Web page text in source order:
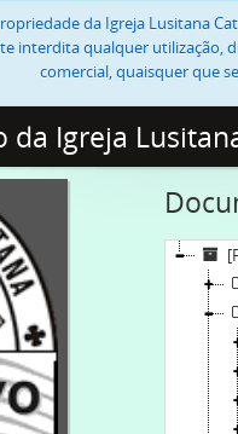
da Igreja Lusitana
interdita qualquer utilização,
comercial, quaisquer que
Igreja